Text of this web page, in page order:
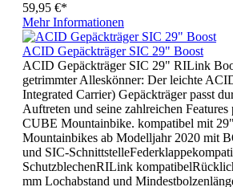
59,95 €*
Mehr Informationen
ACID Gepäckträger SIC 29" Boost
ACID Gepäckträger SIC 29" RILink
getrimmter Alleskönner: Der leichte
Integrated Carrier) Gepäckträger passt
Auftreten und seine zahlreichen
CUBE Mountainbike. kompatibel mit
Mountainbikes ab Modelljahr 2020 mit
und SIC-
SchutzblechenRILink
mm Lochabstand und